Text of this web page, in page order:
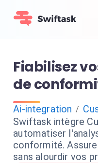
Fiabilisez
de
Ai-integration /
Swiftask intègre
automatiser
conformité.
sans alourdir vos